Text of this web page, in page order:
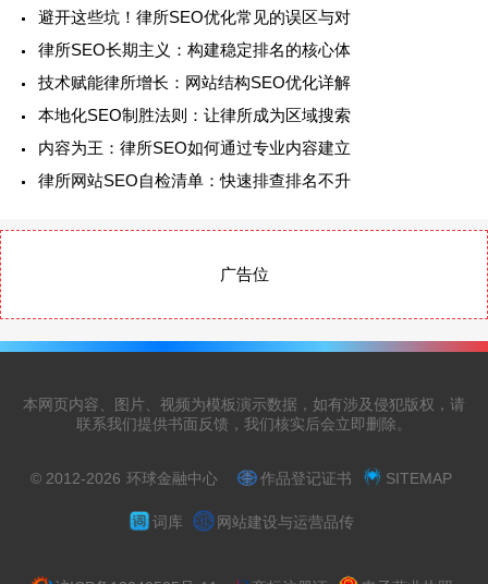
避开这些坑！律所SEO优化常见的误区与对
律所SEO长期主义：构建稳定排名的核心体
技术赋能律所增长：网站结构SEO优化详解
本地化SEO制胜法则：让律所成为区域搜索
内容为王：律所SEO如何通过专业内容建立
律所网站SEO自检清单：快速排查排名不升
广告位
本网页内容、图片、视频为模板演示数据，如有涉及侵犯版权，请
联系我们提供书面反馈，我们核实后会立即删除。
© 2012-2026 环球金融中心 作品登记证书 SITEMAP
词库 网站建设与运营品传